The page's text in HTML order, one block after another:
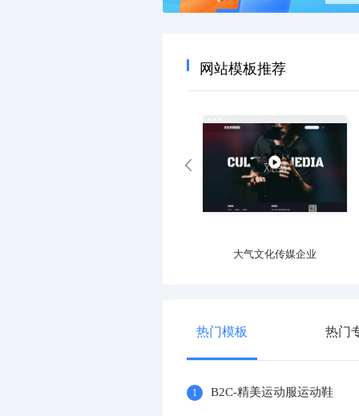
网站模板推荐
大气防雷工程产品企业
热门模板 热门
1 B2C-精美运动服运动鞋